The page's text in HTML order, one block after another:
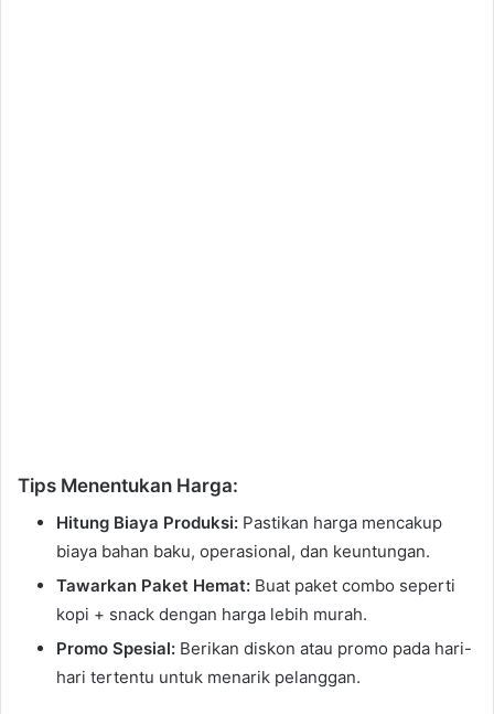
Tips Menentukan Harga:
Hitung Biaya Produksi: Pastikan harga mencakup
biaya bahan baku, operasional, dan keuntungan.
Tawarkan Paket Hemat: Buat paket combo seperti
kopi + snack dengan harga lebih murah.
Promo Spesial: Berikan diskon atau promo pada hari-
hari tertentu untuk menarik pelanggan.